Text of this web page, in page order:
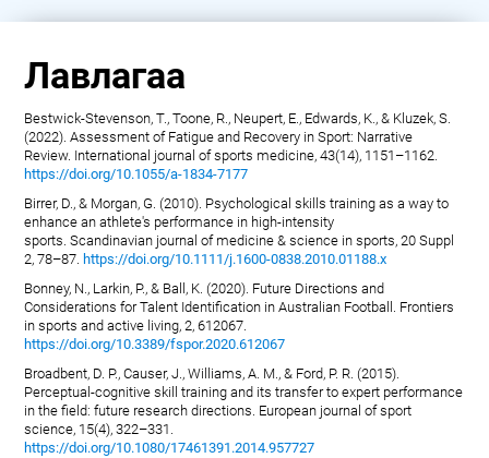
Лавлагаа
Bestwick-Stevenson, T., Toone, R., Neupert, E., Edwards, K., & Kluzek, S.
(2022). Assessment of Fatigue and Recovery in Sport: Narrative
Review. International journal of sports medicine, 43(14), 1151–1162.
https://doi.org/10.1055/a-1834-7177
Birrer, D., & Morgan, G. (2010). Psychological skills training as a way to
enhance an athlete's performance in high-intensity
sports. Scandinavian journal of medicine & science in sports, 20 Suppl
2, 78–87. https://doi.org/10.1111/j.1600-0838.2010.01188.x
Bonney, N., Larkin, P., & Ball, K. (2020). Future Directions and
Considerations for Talent Identification in Australian Football. Frontiers
in sports and active living, 2, 612067.
https://doi.org/10.3389/fspor.2020.612067
Broadbent, D. P., Causer, J., Williams, A. M., & Ford, P. R. (2015).
Perceptual-cognitive skill training and its transfer to expert performance
in the field: future research directions. European journal of sport
science, 15(4), 322–331.
https://doi.org/10.1080/17461391.2014.957727